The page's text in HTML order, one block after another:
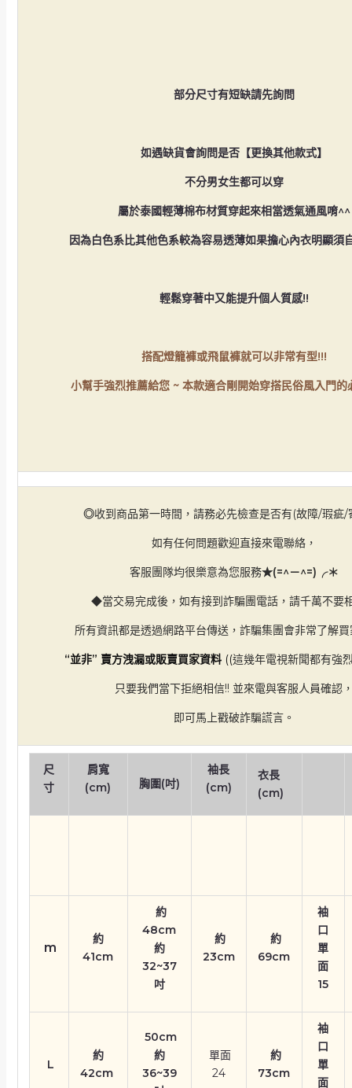
部分尺寸有短缺請先詢問
如遇缺貨會詢問是否【更換其他款式】
不分男女生都可以穿
屬於泰國輕薄棉布材質穿起來相當透氣通風唷^^
因為白色系比其他色系較為容易透薄如果擔心內衣明顯須
輕鬆穿著中又能提升個人質感!!
搭配燈籠褲或飛鼠褲就可以非常有型!!!
小幫手強烈推薦給您 ~ 本款適合剛開始穿搭民俗風入門的
◎收到商品第一時間，請務必先檢查是否有(故障/瑕疵/
如有任何問題歡迎直接來電聯絡，
客服團隊均很樂意為您服務★(=^－^=)╭＊
◆當交易完成後，如有接到詐騙團電話，請千萬不要
所有資訊都是透過網路平台傳送，詐騙集團會非常了解
“並非” 賣方洩漏或販賣買家資料 ((這幾年電視新聞都有強
只要我們當下拒絕相信!! 並來電與客服人員確認
即可馬上戳破詐騙謊言。
尺
寸
肩寬
(cm)
胸圍(吋)
袖長
(cm)
衣長
(cm)
m
約
41cm
約
48cm
約
32~37
吋
約
23cm
約
69cm
袖
口
單
面
15
L
約
42cm
50cm
約
36~39
單面
24
約
73cm
袖
口
單
面